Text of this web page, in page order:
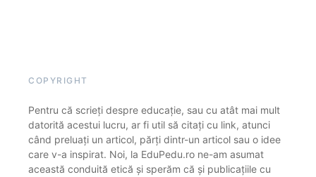
COPYRIGHT
Pentru că scrieți despre educație, sau cu atât mai mult
datorită acestui lucru, ar fi util să citați cu link, atunci
când preluați un articol, părți dintr-un articol sau o idee
care v-a inspirat. Noi, la EduPedu.ro ne-am asumat
această conduită etică și sperăm că și publicațiile cu